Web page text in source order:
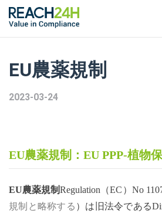
EU農薬規制
2023-03-24
EU農薬規制：EU PPP-植物
EU農薬規制Regulation （EC ） No
規制と略称する ）は旧法令である